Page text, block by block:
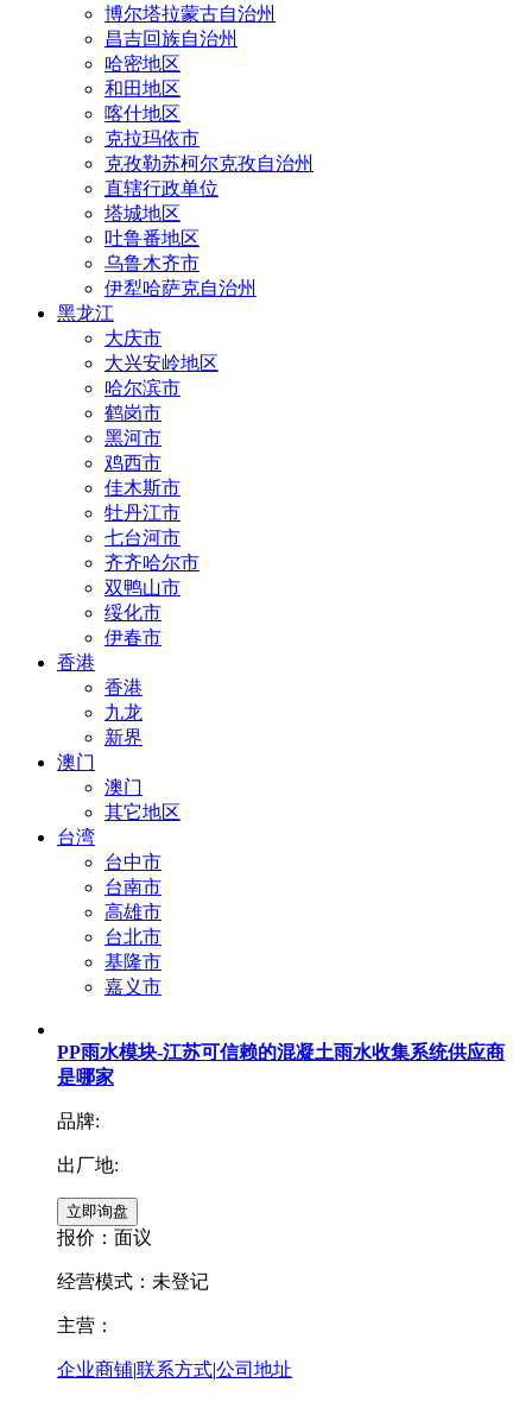
博尔塔拉蒙古自治州
昌吉回族自治州
哈密地区
和田地区
喀什地区
克拉玛依市
克孜勒苏柯尔克孜自治州
直辖行政单位
塔城地区
吐鲁番地区
乌鲁木齐市
伊犁哈萨克自治州
黑龙江
大庆市
大兴安岭地区
哈尔滨市
鹤岗市
黑河市
鸡西市
佳木斯市
牡丹江市
七台河市
齐齐哈尔市
双鸭山市
绥化市
伊春市
香港
香港
九龙
新界
澳门
澳门
其它地区
台湾
台中市
台南市
高雄市
台北市
基隆市
嘉义市
PP雨水模块-江苏可信赖的混凝土雨水收集系统供应商
是哪家
品牌:
出厂地:
报价： 面议
经营模式：未登记
主营：
企业商铺|联系方式|公司地址